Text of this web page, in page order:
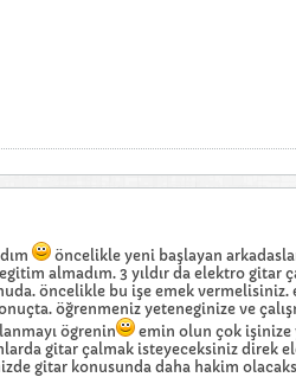
öncelikle yeni başlayan
almadım. 3 yıldır da elektro gitar
öncelikle bu işe emek
öğrenmeniz yeteneginize ve
ögrenin
emin olun çok işinize
gitar çalmak isteyeceksiniz direk
gitar konusunda daha hakim